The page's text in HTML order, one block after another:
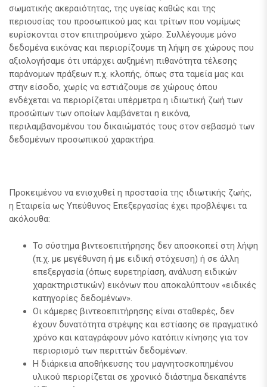
σωματικής ακεραιότητας, της υγείας καθώς και της
περιουσίας του προσωπικού μας και τρίτων που νομίμως
ευρίσκονται στον επιτηρούμενο χώρο. Συλλέγουμε μόνο
δεδομένα εικόνας και περιορίζουμε τη λήψη σε χώρους που
αξιολογήσαμε ότι υπάρχει αυξημένη πιθανότητα τέλεσης
παράνομων πράξεων π.χ. κλοπής, όπως στα ταμεία μας και
στην είσοδο, χωρίς να εστιάζουμε σε χώρους όπου
ενδέχεται να περιορίζεται υπέρμετρα η ιδιωτική ζωή των
προσώπων των οποίων λαμβάνεται η εικόνα,
περιλαμβανομένου του δικαιώματός τους στον σεβασμό των
δεδομένων προσωπικού χαρακτήρα.
Προκειμένου να ενισχυθεί η προστασία της ιδιωτικής ζωής,
η Εταιρεία ως Υπεύθυνος Επεξεργασίας έχει προβλέψει τα
ακόλουθα:
Το σύστημα βιντεοεπιτήρησης δεν αποσκοπεί στη λήψη
(π.χ. με μεγέθυνση ή με ειδική στόχευση) ή σε άλλη
επεξεργασία (όπως ευρετηρίαση, ανάλυση ειδικών
χαρακτηριστικών) εικόνων που αποκαλύπτουν «ειδικές
κατηγορίες δεδομένων».
Οι κάμερες βιντεοεπιτήρησης είναι σταθερές, δεν
έχουν δυνατότητα στρέψης και εστίασης σε πραγματικό
χρόνο και καταγράφουν μόνο κατόπιν κίνησης για τον
περιορισμό των περιττών δεδομένων.
Η διάρκεια αποθήκευσης του μαγνητοσκοπημένου
υλικού περιορίζεται σε χρονικό διάστημα δεκαπέντε